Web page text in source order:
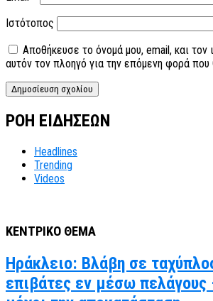
Ιστότοπος
Αποθήκευσε το όνομά μου, email, και τον
αυτόν τον πλοηγό για την επόμενη φορά
ΡΟΗ ΕΙΔΗΣΕΩΝ
Headlines
Trending
Videos
ΚΕΝΤΡΙΚΟ ΘΕΜΑ
Ηράκλειο: Βλάβη σε
επιβάτες εν μέσω πελάγους